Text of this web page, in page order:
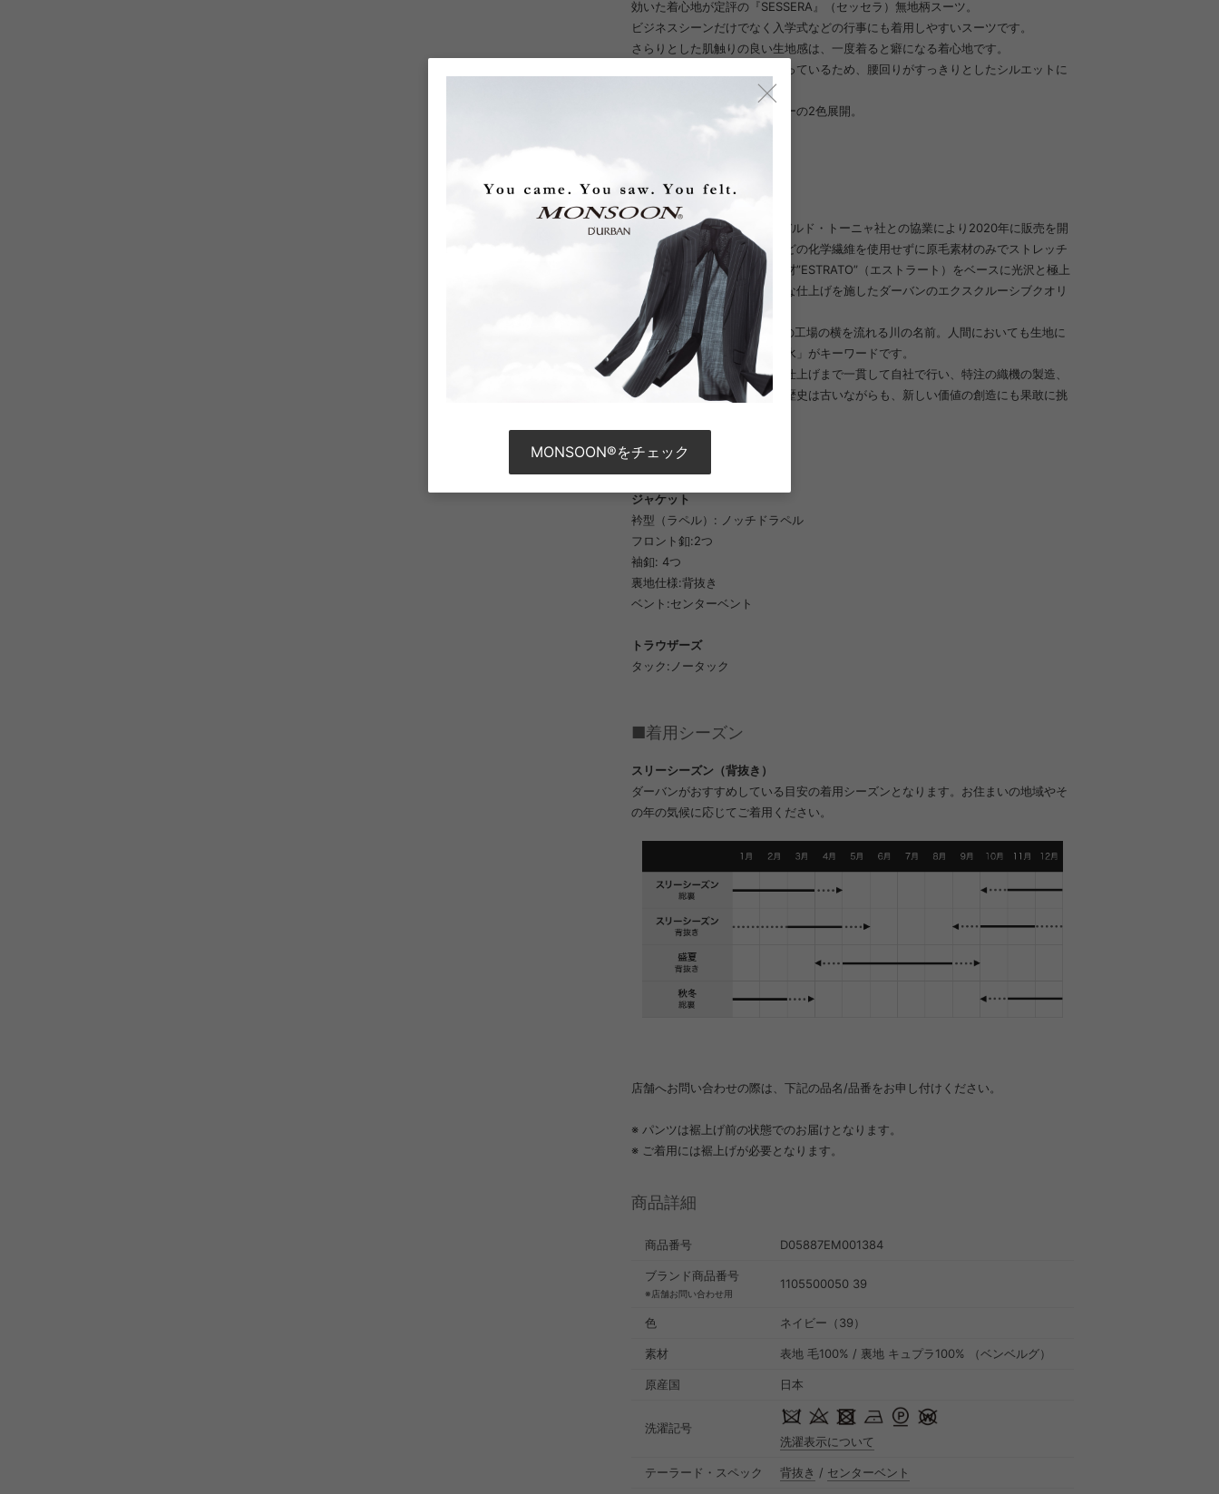
効いた着心地が定評の『SESSERA』（セッセラ）無地柄スーツ。
ビジネスシーンだけでなく入学式などの行事にも着用しやすいスーツです。
さらりとした肌触りの良い生地感は、一度着ると癖になる着心地です。
スラックスはノータックになっているため、腰回りがすっきりとしたシルエットに
カラーは、ブラックとネイビーの2色展開。
Sessera- Trabaldo Togna
Sessera(セッセラ)は、トラバルド・トーニャ社との協業により2020年に販売を開
始しました。ポリウレタンなどの化学繊維を使用せずに原毛素材のみでストレッチ
性能を実現した同社の高級素材”ESTRATO”（エストラート）をベースに光沢と極上
の手触りを加えるために特殊な仕上げを施したダーバンのエクスクルーシブクオリ
ティです。
Sesseraの由来はトーニャ社の工場の横を流れる川の名前。人間においても生地に
おいても重要な要素である「水」がキーワードです。
トーニャ社は紡績から生地の仕上げまで一貫して自社で行い、特注の織機の製造、
糸の製造工程の研究を重ね、歴史は古いながらも、新しい価値の創造にも果敢に挑
■ 商品仕様
ジャケット
衿型（ラペル）: ノッチドラペル
フロント釦:2つ
袖釦: 4つ
裏地仕様:背抜き
ベント:センターベント
トラウザーズ
タック:ノータック
■着用シーズン
スリーシーズン（背抜き）
ダーバンがおすすめしている目安の着用シーズンとなります。お住まいの地域やそ
の年の気候に応じてご着用ください。
店舗へお問い合わせの際は、下記の品名/品番をお申し付けください。
※ パンツは裾上げ前の状態でのお届けとなります。
※ ご着用には裾上げが必要となります。
商品詳細
商品番号 D05887EM001384
ブランド商品番号
※店舗お問い合わせ用
1105500050 39
色 ネイビー（39）
素材 表地 毛100% / 裏地 キュプラ100% （ベンベルグ）
原産国 日本
洗濯記号
洗濯表示について
テーラード・スペック 背抜き / センターベント
×
MONSOON®をチェック